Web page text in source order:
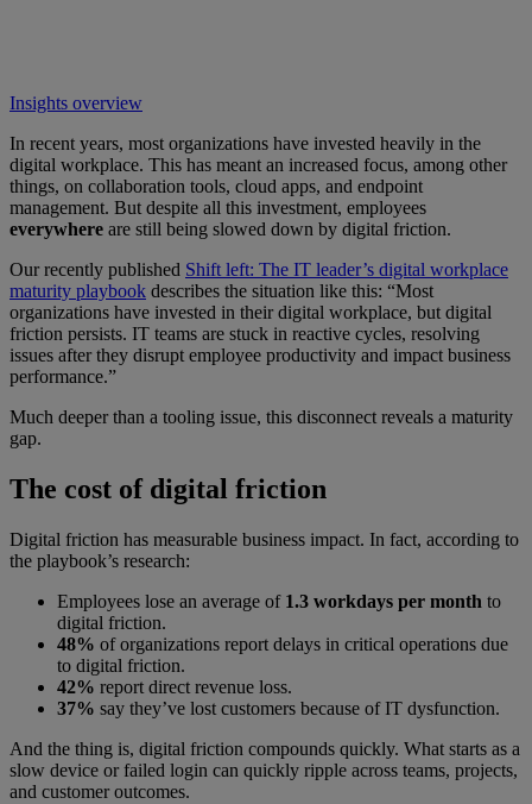
Insights overview
In recent years, most organizations have invested heavily in the
digital workplace. This has meant an increased focus, among other
things, on collaboration tools, cloud apps, and endpoint
management. But despite all this investment, employees
everywhere are still being slowed down by digital friction.
Our recently published Shift left: The IT leader’s digital workplace
maturity playbook describes the situation like this: “Most
organizations have invested in their digital workplace, but digital
friction persists. IT teams are stuck in reactive cycles, resolving
issues after they disrupt employee productivity and impact business
performance.”
Much deeper than a tooling issue, this disconnect reveals a maturity
gap.
The cost of digital friction
Digital friction has measurable business impact. In fact, according to
the playbook’s research:
Employees lose an average of 1.3 workdays per month to
digital friction.
48% of organizations report delays in critical operations due
to digital friction.
42% report direct revenue loss.
37% say they’ve lost customers because of IT dysfunction.
And the thing is, digital friction compounds quickly. What starts as a
slow device or failed login can quickly ripple across teams, projects,
and customer outcomes.